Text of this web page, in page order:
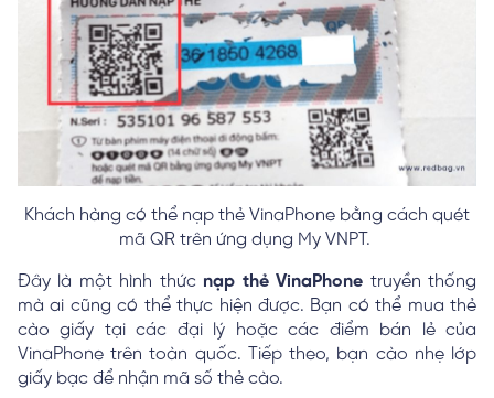
Khách hàng có thể nạp thẻ VinaPhone bằng cách quét
mã QR trên ứng dụng My VNPT.
Đây là một hình thức nạp thẻ VinaPhone truyền thống
mà ai cũng có thể thực hiện được. Bạn có thể mua thẻ
cào giấy tại các đại lý hoặc các điểm bán lẻ của
VinaPhone trên toàn quốc. Tiếp theo, bạn cào nhẹ lớp
giấy bạc để nhận mã số thẻ cào.